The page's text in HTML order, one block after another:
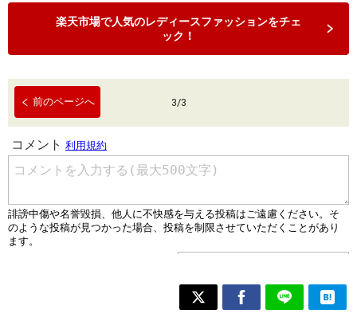
楽天市場で人気のレディースファッションをチェ
ック！
前のページへ 3/3